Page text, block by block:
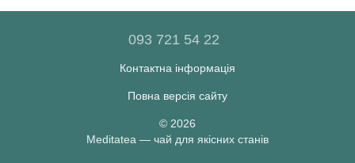
093 721 54 22
Контактна інформація
Повна версія сайту
© 2026
Meditatea — чай для якісних станів